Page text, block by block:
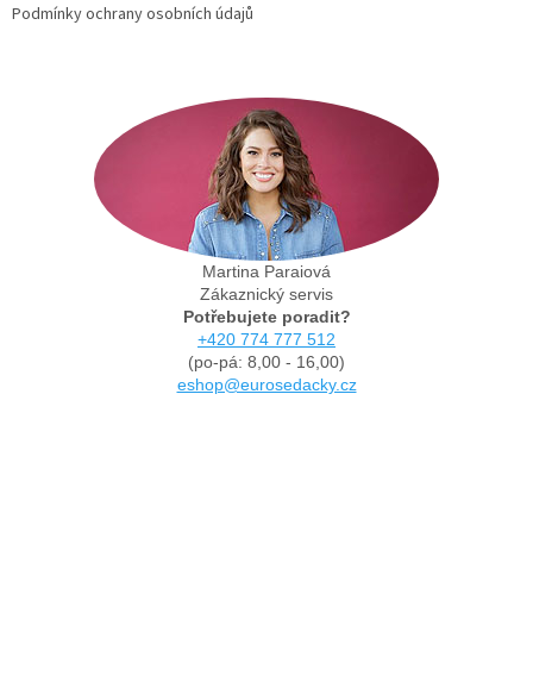
Podmínky ochrany osobních údajů
Martina Paraiová
Zákaznický servis
Potřebujete poradit?
+420 774 777 512
(po-pá: 8,00 - 16,00)
eshop@eurosedacky.cz